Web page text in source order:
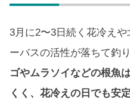
3月に2〜3日続く花冷え
ーバスの活性が落ちて釣
ゴやムラソイなどの根魚
くく、花冷えの日でも安